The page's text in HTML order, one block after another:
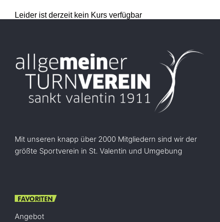
Leider ist derzeit kein Kurs verfügbar
Mit unseren knapp über 2000 Mitgliedern sind wir der
größte Sportverein in St. Valentin und Umgebung
FAVORITEN
Angebot